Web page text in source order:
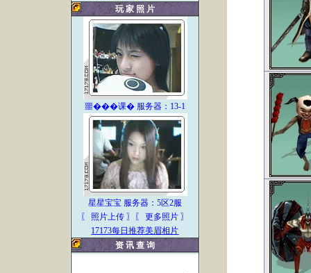
玩 家 照 片
噩���课� 服务器：13-1
星星宝宝 服务器：5区2服
〖 照片上传 〗
〖 更多照片 〗
17173每日推荐美眉相片
资 讯 查 询